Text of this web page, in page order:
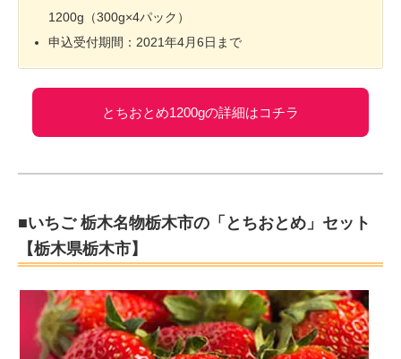
1200g（300g×4パック）
申込受付期間：2021年4月6日まで
とちおとめ1200gの詳細はコチラ
■いちご 栃木名物栃木市の「とちおとめ」セット
【栃木県栃木市】